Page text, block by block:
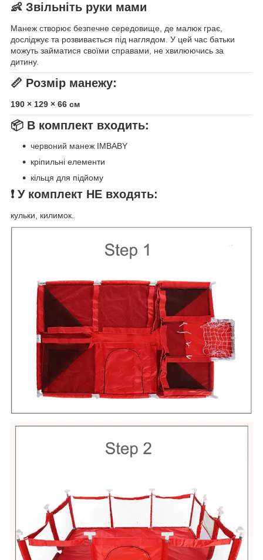
👶 Звільніть руки мами
Манеж створює безпечне середовище, де малюк грає,
досліджує та розвивається під наглядом. У цей час батьки
можуть займатися своїми справами, не хвилюючись за
дитину.
📏 Розмір манежу:
190 × 129 × 66 см
📦 В комплект входить:
червоний манеж IMBABY
кріпильні елементи
кільця для підйому
❗ У комплект НЕ входять:
кульки, килимок.